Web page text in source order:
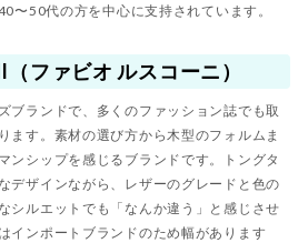
〜50代の方を中心に支持されています。
ファビオ ルスコーニ）
ブランドで、多くのファッション誌でも取
ます。素材の選び方から木型のフォルムま
ンシップを感じるブランドです。トングタ
デザインながら、レザーのグレードと色の
シルエットでも「なんか違う」と感じさせ
インポートブランドのため幅があります